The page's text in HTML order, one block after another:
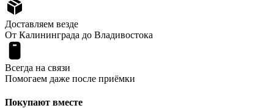
Доставляем везде
От Калининграда до Владивостока
Всегда на связи
Помогаем даже после приёмки
Покупают вместе